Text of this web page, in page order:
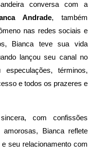
conversa com a
Andrade, também
nas redes sociais e
Bianca teve sua vida
lançou seu canal no
especulações, términos,
e todos os prazeres e
com confissões
Bianca reflete
seu relacionamento com